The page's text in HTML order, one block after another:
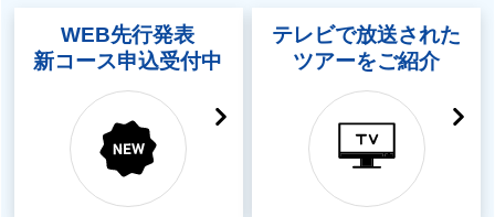
WEB先行発表
新コース申込受付中
テレビで放送された
ツアーをご紹介